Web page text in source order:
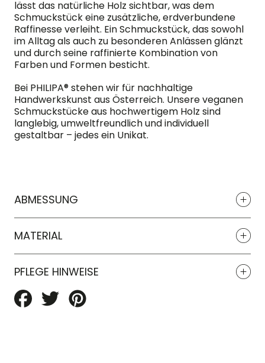
lässt das natürliche Holz sichtbar, was dem
Schmuckstück eine zusätzliche, erdverbundene
Raffinesse verleiht. Ein Schmuckstück, das sowohl
im Alltag als auch zu besonderen Anlässen glänzt
und durch seine raffinierte Kombination von
Farben und Formen besticht.
Bei PHILIPA® stehen wir für nachhaltige
Handwerkskunst aus Österreich. Unsere veganen
Schmuckstücke aus hochwertigem Holz sind
langlebig, umweltfreundlich und individuell
gestaltbar – jedes ein Unikat.
ABMESSUNG
MATERIAL
PFLEGE HINWEISE
Auf
Facebook
Auf
Twitter